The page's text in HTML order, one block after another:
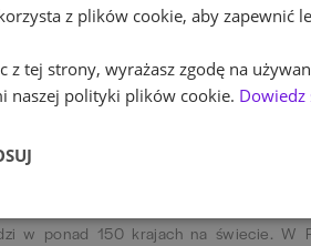
organizacjom i
podatkowe i transakcyjne
dziś świat.
w ponad 150 krajach na świecie. W
z plików cookie, aby zapewnić
z tej strony, wyrażasz zgodę na
naszej polityki plików cookie. Dowiedz